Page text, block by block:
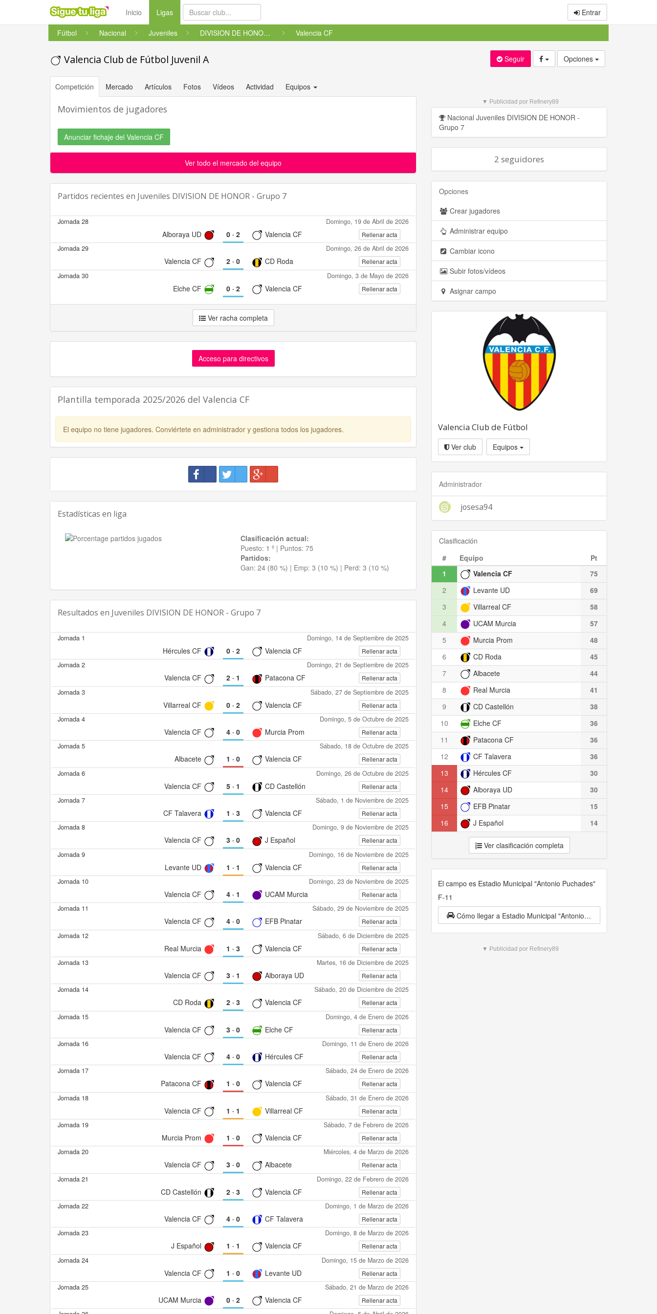
Inicio Ligas(current) Entrar
Fútbol Nacional Juveniles DIVISION DE HONOR - Grupo 7 Valencia CF
Valencia Club de Fútbol Juvenil A Seguir Opciones
Competición Mercado Artículos Fotos Vídeos Actividad Equipos
Movimientos de jugadores
Anunciar fichaje del Valencia CF
Ver todo el mercado del equipo
Partidos recientes en Juveniles DIVISION DE HONOR - Grupo 7
Jornada 28 Domingo, 19 de Abril de 2026
Alboraya UD 0· 2 Valencia CF Rellenar acta
Jornada 29 Domingo, 26 de Abril de 2026
Valencia CF 2· 0 CD Roda Rellenar acta
Jornada 30 Domingo, 3 de Mayo de 2026
Elche CF 0· 2 Valencia CF Rellenar acta
Ver racha completa
Acceso para directivos
Plantilla temporada 2025/2026 del Valencia CF
El equipo no tiene jugadores. Conviértete en administrador y gestiona todos los jugadores.
Estadísticas en liga
Clasificación actual:
Puesto: 1 º | Puntos: 75
Partidos:
Gan: 24 (80 %) | Emp: 3 (10 %) | Perd: 3 (10 %)
Resultados en Juveniles DIVISION DE HONOR - Grupo 7
Jornada 1 Domingo, 14 de Septiembre de 2025
Hércules CF 0· 2 Valencia CF Rellenar acta
Jornada 2 Domingo, 21 de Septiembre de 2025
Valencia CF 2· 1 Patacona CF Rellenar acta
Jornada 3 Sábado, 27 de Septiembre de 2025
Villarreal CF 0· 2 Valencia CF Rellenar acta
Jornada 4 Domingo, 5 de Octubre de 2025
Valencia CF 4· 0 Murcia Prom Rellenar acta
Jornada 5 Sábado, 18 de Octubre de 2025
Albacete 1 · 0 Valencia CF Rellenar acta
Jornada 6 Domingo, 26 de Octubre de 2025
Valencia CF 5· 1 CD Castellón Rellenar acta
Jornada 7 Sábado, 1 de Noviembre de 2025
CF Talavera 1 · 3 Valencia CF Rellenar acta
Jornada 8 Domingo, 9 de Noviembre de 2025
Valencia CF 3· 0 J Español Rellenar acta
Jornada 9 Domingo, 16 de Noviembre de 2025
Levante UD 1 · 1 Valencia CF Rellenar acta
Jornada 10 Domingo, 23 de Noviembre de 2025
Valencia CF 4· 1 UCAM Murcia Rellenar acta
Jornada 11 Sábado, 29 de Noviembre de 2025
Valencia CF 4· 0 EFB Pinatar Rellenar acta
Jornada 12 Sábado, 6 de Diciembre de 2025
Real Murcia 1 · 3 Valencia CF Rellenar acta
Jornada 13 Martes, 16 de Diciembre de 2025
Valencia CF 3· 1 Alboraya UD Rellenar acta
Jornada 14 Sábado, 20 de Diciembre de 2025
CD Roda 2· 3 Valencia CF Rellenar acta
Jornada 15 Domingo, 4 de Enero de 2026
Valencia CF 3· 0 Elche CF Rellenar acta
Jornada 16 Domingo, 11 de Enero de 2026
Valencia CF 4· 0 Hércules CF Rellenar acta
Jornada 17 Sábado, 24 de Enero de 2026
Patacona CF 1 · 0 Valencia CF Rellenar acta
Jornada 18 Sábado, 31 de Enero de 2026
Valencia CF 1 · 1 Villarreal CF Rellenar acta
Jornada 19 Sábado, 7 de Febrero de 2026
Murcia Prom 1 · 0 Valencia CF Rellenar acta
Jornada 20 Miércoles, 4 de Marzo de 2026
Valencia CF 3· 0 Albacete Rellenar acta
Jornada 21 Domingo, 22 de Febrero de 2026
CD Castellón 2· 3 Valencia CF Rellenar acta
Jornada 22 Domingo, 1 de Marzo de 2026
Valencia CF 4· 0 CF Talavera Rellenar acta
Jornada 23 Domingo, 8 de Marzo de 2026
J Español 1 · 1 Valencia CF Rellenar acta
Jornada 24 Domingo, 15 de Marzo de 2026
Valencia CF 1 · 0 Levante UD Rellenar acta
Jornada 25 Sábado, 21 de Marzo de 2026
UCAM Murcia 0· 2 Valencia CF Rellenar acta
▼ Publicidad por Refinery89
Nacional Juveniles DIVISION DE HONOR -
Grupo 7
2 seguidores
Opciones
Crear jugadores
Administrar equipo
Cambiar icono
Subir fotos/vídeos
Asignar campo
Valencia Club de Fútbol
Ver club Equipos
Administrador
josesa94
Clasificación
#
Equipo
Pt
1
Valencia CF
75
2
Levante UD
69
3
Villarreal CF
58
4
UCAM Murcia
57
5
Murcia Prom
48
6
CD Roda
45
7
Albacete
44
8
Real Murcia
41
9
CD Castellón
38
10
Elche CF
36
11
Patacona CF
36
12
CF Talavera
36
13
Hércules CF
30
14
Alboraya UD
30
15
EFB Pinatar
15
16
J Español 14
Ver clasificación completa
El campo es Estadio Municipal "Antonio Puchades"
F-11
Cómo llegar a Estadio Municipal "Antonio Puchades" F-11
▼ Publicidad por Refinery89